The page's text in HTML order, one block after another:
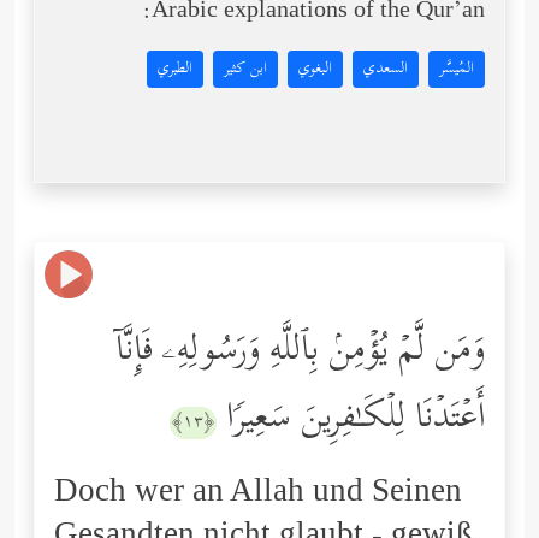
Arabic explanations of the Qur’an:
المُيسَّر السعدي البغوي ابن كثير الطبري
وَمَن لَّمۡ یُؤۡمِنۢ بِٱللَّهِ وَرَسُولِهِۦ فَإِنَّاۤ
أَعۡتَدۡنَا لِلۡكَـٰفِرِینَ سَعِیرࣰا ﴿١٣﴾
Doch wer an Allah und Seinen